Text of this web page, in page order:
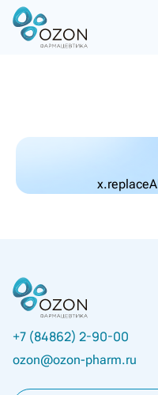
+7 (84862) 2-90-00
ozon@ozon-pharm.ru